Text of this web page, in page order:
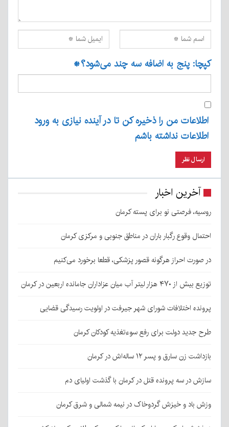
کپچا: پنج به اضافه سه چند می‌شود؟*
اطلاعات من را ذخیره کن تا در آینده نیازی به ورود
اطلاعات نداشته باشم
آخرین اخبار
روسیه، فرصتی نو برای پسته کرمان
احتمال وقوع رگبار باران در مناطق جنوبی و مرکزی کرمان
در صورت احراز هرگونه قصور پزشکی، قطعا برخورد می‌کنیم
توزیع بیش از ۴۷۰ هزار لیتر آب میان عزاداران جامانده اربعین در کرمان
پرونده اختلافات شورای شهر جیرفت در اولویت رسیدگی قضایی
طرح جدید دولت برای رفع سوءتغذیه کودکان کرمان
بازداشت زن سارق و پسر ۱۲ ساله‌اش در کرمان
سازش در سه پرونده قتل در کرمان با گذشت اولیای دم
وزش باد و خیزش گردوخاک در نیمه شمالی و شرق کرمان